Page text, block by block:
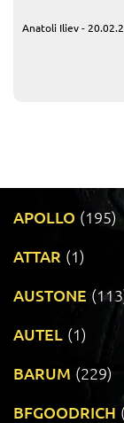
Anatoli Iliev -
APOLLO (195)
ATTAR (1)
AUSTONE
AUTEL (1)
BARUM (229)
BFGOODRICH